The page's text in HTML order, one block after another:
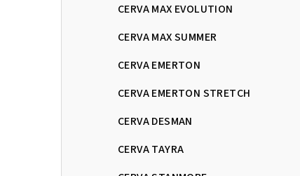
CERVA MAX EVOLUTION
CERVA MAX SUMMER
CERVA EMERTON
CERVA EMERTON STRETCH
CERVA DESMAN
CERVA TAYRA